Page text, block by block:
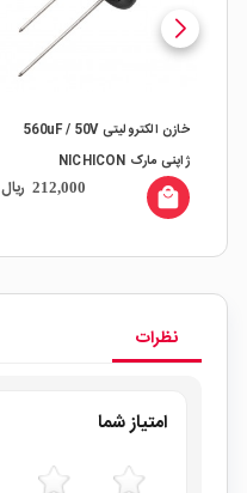
خازن الکترولیتی 560uF / 50V
ژاپنی مارک NICHICON
212,000 ریال local_mall
نظرات
امتیاز شما